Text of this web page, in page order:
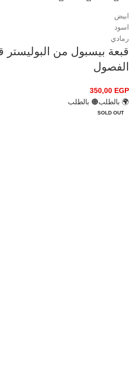
ابيض
اسود
رمادي
قبعة بيسبول من البوليستر
الفصول
350,00 EGP
🌍 بالطلب🟠 بالطلب
SOLD OUT